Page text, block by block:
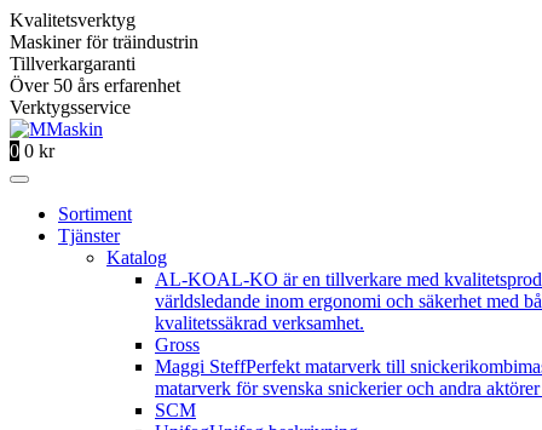
Kvalitetsverktyg
Maskiner för träindustrin
Tillverkargaranti
Över 50 års erfarenhet
Verktygsservice
0 0 kr
Sortiment
Tjänster
Katalog
AL-KOAL-KO är en tillverkare med
världsledande inom ergonomi och säkerhet med
kvalitetssäkrad verksamhet.
Gross
Maggi SteffPerfekt matarverk till
matarverk för svenska snickerier och andra
SCM